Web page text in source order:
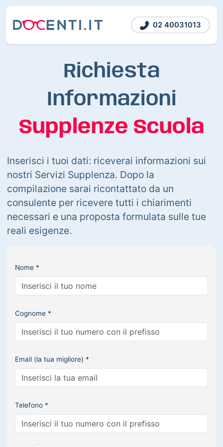
02 40031013
Richiesta
Informazioni
Supplenze Scuola
Inserisci i tuoi dati: riceverai informazioni sui
nostri Servizi Supplenza. Dopo la
compilazione sarai ricontattato da un
consulente per ricevere tutti i chiarimenti
necessari e una proposta formulata sulle tue
reali esigenze.
Nome *
Cognome *
Email (la tua migliore) *
Telefono *